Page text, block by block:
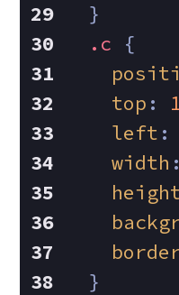
  }
.c {
top :
left :
width
  }